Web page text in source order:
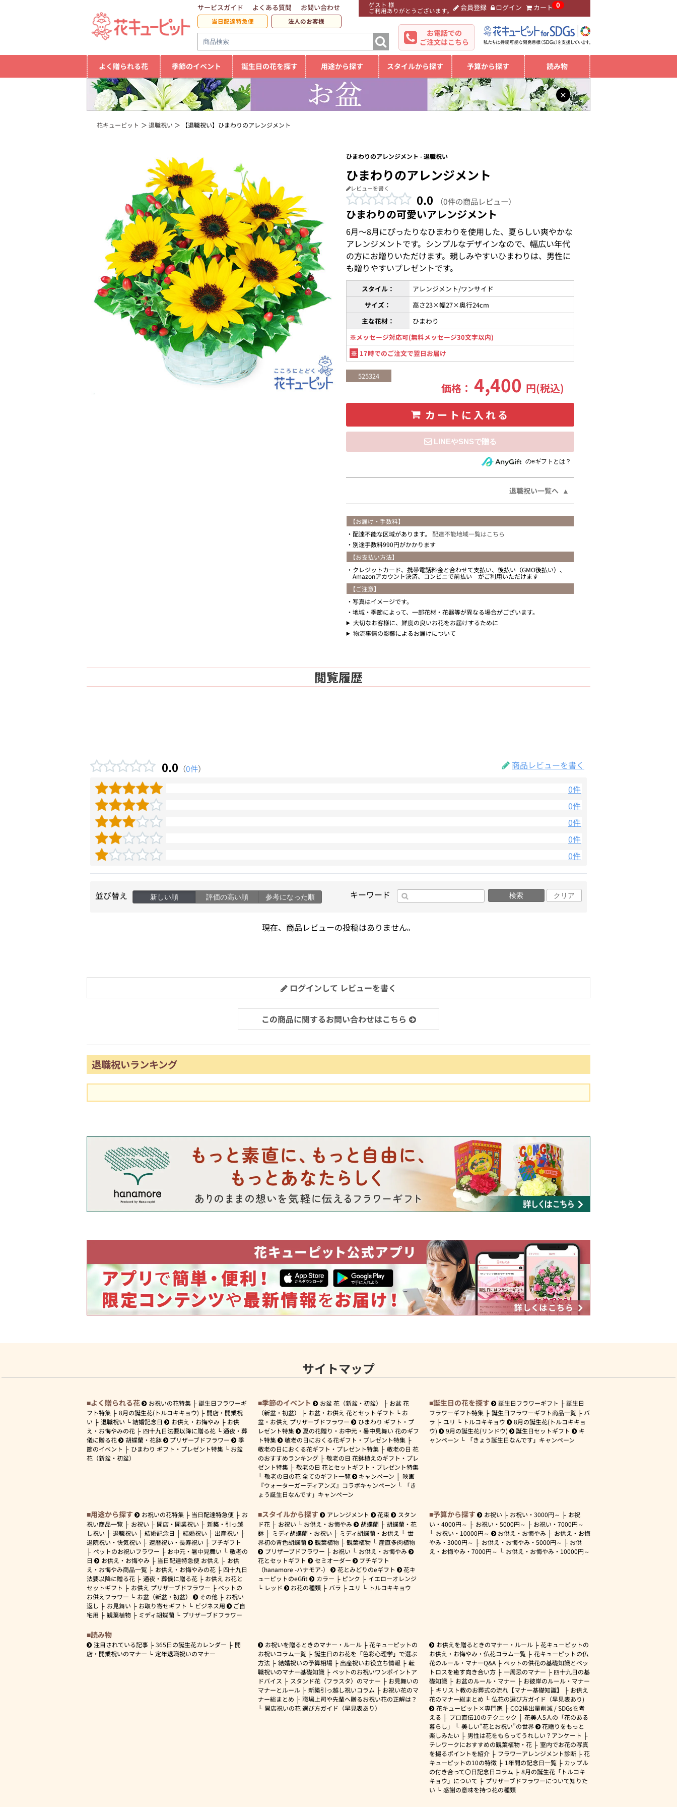
ゲスト 様
ご利用ありがとうございます。 会員登録 ログイン カート 0
サービスガイド よくある質問 お問い合わせ
当日配達特急便 法人のお客様
お電話での
ご注文はこちら
よく贈られる花 季節のイベント 誕生日の花を探す 用途から探す スタイルから探す 予算から探す 読み物
×
花キューピット 退職祝い 【退職祝い】ひまわりのアレンジメント
ひまわりのアレンジメント - 退職祝い
ひまわりのアレンジメント
レビューを書く
0.0 （0件の商品レビュー）
ひまわりの可愛いアレンジメント
6月〜8月にぴったりなひまわりを使用した、夏らしい爽やかな
アレンジメントです。シンプルなデザインなので、幅広い年代
の方にお贈りいただけます。親しみやすいひまわりは、男性に
も贈りやすいプレゼントです。
スタイル：
アレンジメント/ワンサイド
サイズ：
高さ23×幅27×奥行24cm
主な花材：
ひまわり
※メッセージ対応可(無料メッセージ30文字以内)
※ 17時でのご注文で翌日お届け
525324
価格：4,400 円(税込)
カートに入れる
住所を知らない相手にeギフトで贈るのeギフトとは？
退職祝い一覧へ
【お届け・手数料】
配達不能な区域があります。 配達不能地域一覧はこちら
別途手数料990円がかかります
【お支払い方法】
クレジットカード、携帯電話料金と合わせて支払い、後払い（GMO後払い）、
Amazonアカウント決済、コンビニで前払い がご利用いただけます
【ご注意】
写真はイメージです。
地域・季節によって、一部花材・花器等が異なる場合がございます。
大切なお客様に、鮮度の良いお花をお届けするために
物流事情の影響によるお届けについて
閲覧履歴
0.0 （0件）
商品レビューを書く
0件
0件
0件
0件
0件
並び替え 新しい順 評価の高い順 参考になった順 キーワード 検索 クリア
現在、商品レビューの投稿はありません。
ログインして レビューを書く
この商品に関するお問い合わせはこちら
退職祝いランキング
サイトマップ
よく贈られる花 お祝いの花特集
誕生日フラワーギ
フト特集
8月の誕生花(トルコキキョウ)
開店・開業祝
い
退職祝い 結婚記念日 お供え・お悔やみ
お供
え・お悔やみの花
四十九日法要以降に贈る花
通夜・葬
儀に贈る花
胡蝶蘭・花鉢 プリザーブドフラワー
季
節のイベント
ひまわり ギフト・プレゼント特集
お盆
花（新盆・初盆）
季節のイベント お盆 花（新盆・初盆）
お盆 花
（新盆・初盆）
お盆・お供え 花とセットギフト
お
盆・お供え プリザーブドフラワー
ひまわり ギフト・プ
レゼント特集
夏の花贈り・お中元・暑中見舞い 花のギフ
ト特集
敬老の日におくる花ギフト・プレゼント特集
敬老の日におくる花ギフト・プレゼント特集
敬老の日 花
のおすすめランキング
敬老の日 花鉢植えのギフト・プレ
ゼント特集
敬老の日 花とセットギフト・プレゼント特集
敬老の日の花 全てのギフト一覧
キャンペーン
映画
『ウォーターガーディアンズ』コラボキャンペーン
「き
ょう誕生日なんです」キャンペーン
誕生日の花を探す 誕生日フラワーギフト
誕生日
フラワーギフト特集
誕生日フラワーギフト商品一覧
バ
ラ
ユリ トルコキキョウ
8月の誕生花(トルコキキョ
ウ)
9月の誕生花(リンドウ) 誕生日セットギフト
キ
ャンペーン
「きょう誕生日なんです」キャンペーン
用途から探す お祝いの花特集 当日配達特急便
お
祝い商品一覧
お祝い 開店・開業祝い
新築・引っ越
し祝い
退職祝い 結婚記念日 結婚祝い
出産祝い
退院祝い・快気祝い
還暦祝い・長寿祝い
プチギフト
ペットのお祝いフラワー
お中元・暑中見舞い
敬老の
日
お供え・お悔やみ 当日配達特急便 お供え
お供
え・お悔やみ商品一覧
お供え・お悔やみの花
四十九日
法要以降に贈る花
通夜・葬儀に贈る花
お供え お花と
セットギフト
お供え プリザーブドフラワー
ペットの
お供えフラワー
お盆（新盆・初盆） その他
お祝い
返し
お見舞い お取り寄せギフト ビジネス用
ご自
宅用
観葉植物 ミディ胡蝶蘭 プリザーブドフラワー
スタイルから探す アレンジメント 花束
スタン
ド花
お祝い お供え・お悔やみ 胡蝶蘭
胡蝶蘭・花
鉢
ミディ胡蝶蘭・お祝い ミディ胡蝶蘭・お供え
世
界初の青色胡蝶蘭
観葉植物 観葉植物
産直多肉植物
プリザーブドフラワー
お祝い
お供え・お悔やみ
花とセットギフト
セミオーダー
プチギフト
（hanamore -ハナモア-）
花とみどりのeギフト
花キ
ューピットのeGfit
カラー ピンク
イエローオレンジ
レッド
お花の種類 バラ ユリ トルコキキョウ
予算から探す お祝い お祝い・3000円～
お祝
い・ 4000円～ お祝い・ 5000円～ お祝い・7000円～
お祝い・ 10000円～ お供え・お悔やみ
お供え・お悔
やみ・ 3000円～ お供え・お悔やみ・ 5000円～
お供
え・お悔やみ・ 7000円～ お供え・お悔やみ・ 10000円～
読み物
注目されている記事 365日の誕生花カレンダー
開
店・開業祝いのマナー
定年退職祝いのマナー
お祝いを贈るときのマナー・ルール
花キューピットの
お祝いコラム一覧
誕生日のお花を「色彩心理学」で選ぶ
方法
結婚祝いの予算相場 出産祝いお役立ち情報
転
職祝いのマナー基礎知識
ペットのお祝いワンポイントア
ドバイス
スタンド花（フラスタ）のマナー
お見舞いの
マナーとルール
新築引っ越し祝いコラム
お祝い花のマ
ナー総まとめ
職場上司や先輩へ贈るお祝い花の正解は？
開店祝いの花 選び方ガイド（早見表あり）
お供えを贈るときのマナー・ルール
花キューピットの
お供え・お悔やみ・仏花コラム一覧
花キューピットの仏
花のルール・マナーQ&A
ペットの供花の基礎知識とペッ
トロスを癒す向き合い方
一周忌のマナー
四十九日の基
礎知識
お盆のルール・マナー
お彼岸のルール・マナー
キリスト教のお葬式の流れ【マナー基礎知識】
お供え
花のマナー総まとめ
仏花の選び方ガイド（早見表あり)
花キューピット×専門家
CO2排出量削減 / SDGsを考
える
プロ直伝10のテクニック
花美人5人の「花のある
暮らし」
美しい“花とお祝い”の世界
花贈りをもっと
楽しみたい
男性は花をもらってうれしい？アンケート
テレワークにおすすめの観葉植物・花
室内でお花の写真
を撮るポイントを紹介
フラワーアレンジメント診断
花
キューピットの10の特徴
1年間の記念日一覧
カップル
の付き合って〇日記念日コラム
8月の誕生花「トルコキ
キョウ」について
プリザーブドフラワーについて知りた
い
感謝の意味を持つ花の種類